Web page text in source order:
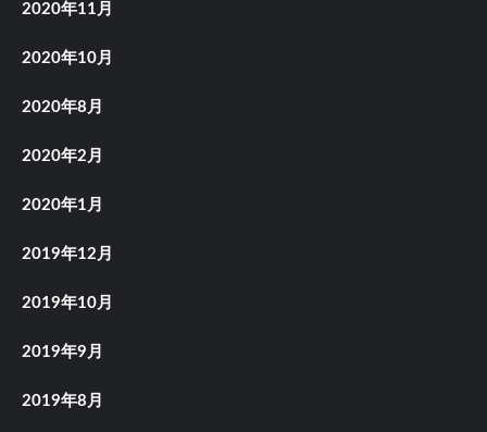
2020年11月
2020年10月
2020年8月
2020年2月
2020年1月
2019年12月
2019年10月
2019年9月
2019年8月